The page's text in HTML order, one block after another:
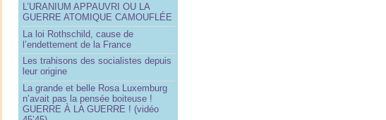
L’URANIUM APPAUVRI OU LA
GUERRE ATOMIQUE CAMOUFLÉE
La loi Rothschild, cause de
l’endettement de la France
Les trahisons des socialistes depuis
leur origine
La grande et belle Rosa Luxemburg
n’avait pas la pensée boiteuse !
GUERRE À LA GUERRE ! (vidéo